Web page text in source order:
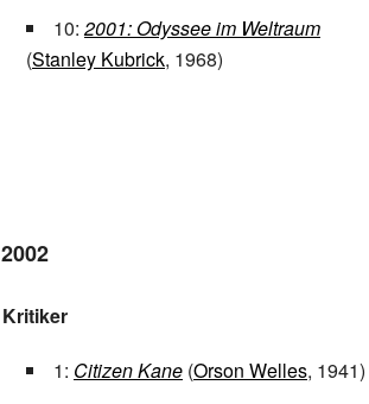
10:2001: Odyssee im Weltraum
(Stanley Kubrick, 1968)
2002
Kritiker
1: Citizen Kane (Orson Welles, 1941)